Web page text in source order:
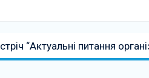
“Актуальні питання